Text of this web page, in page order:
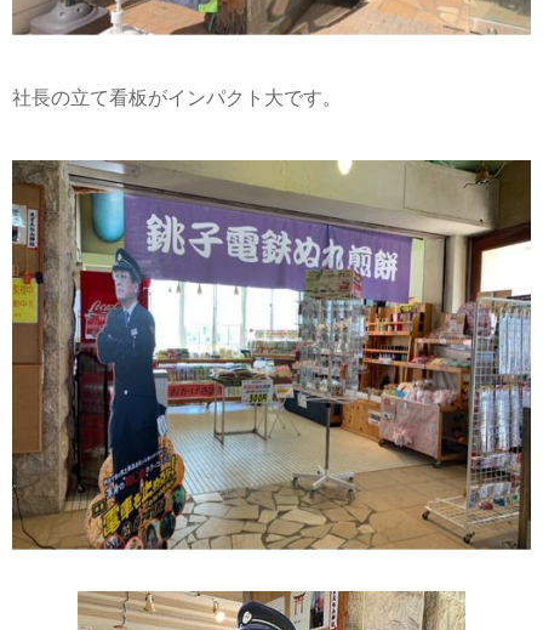
社長の立て看板がインパクト大です。